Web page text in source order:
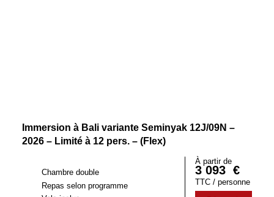
Immersion à Bali variante Seminyak 12J/09N –
2026 – Limité à 12 pers. – (Flex)
Chambre double
Repas selon programme
À partir de
3 093 €
TTC / personne